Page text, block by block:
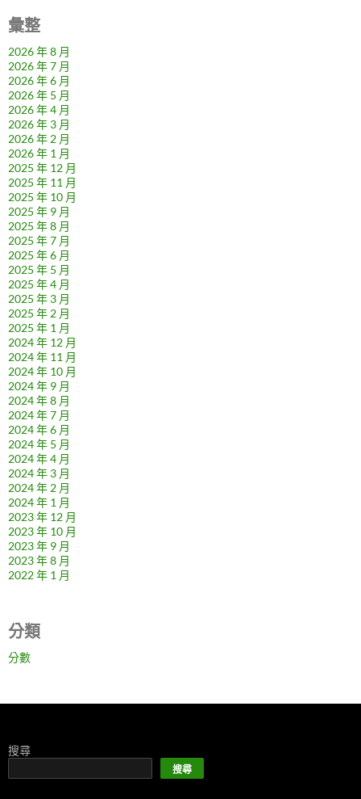
彙整
2026 年 8 月
2026 年 7 月
2026 年 6 月
2026 年 5 月
2026 年 4 月
2026 年 3 月
2026 年 2 月
2026 年 1 月
2025 年 12 月
2025 年 11 月
2025 年 10 月
2025 年 9 月
2025 年 8 月
2025 年 7 月
2025 年 6 月
2025 年 5 月
2025 年 4 月
2025 年 3 月
2025 年 2 月
2025 年 1 月
2024 年 12 月
2024 年 11 月
2024 年 10 月
2024 年 9 月
2024 年 8 月
2024 年 7 月
2024 年 6 月
2024 年 5 月
2024 年 4 月
2024 年 3 月
2024 年 2 月
2024 年 1 月
2023 年 12 月
2023 年 10 月
2023 年 9 月
2023 年 8 月
2022 年 1 月
分類
分數
搜尋
搜尋